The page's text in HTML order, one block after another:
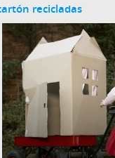
recicladas